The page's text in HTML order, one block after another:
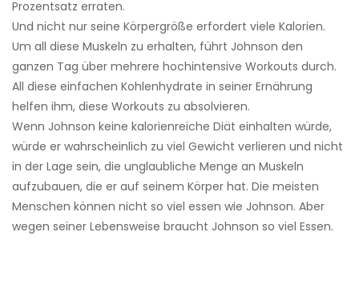
Prozentsatz erraten.
Und nicht nur seine Körpergröße erfordert viele Kalorien.
Um all diese Muskeln zu erhalten, führt Johnson den
ganzen Tag über mehrere hochintensive Workouts durch.
All diese einfachen Kohlenhydrate in seiner Ernährung
helfen ihm, diese Workouts zu absolvieren.
Wenn Johnson keine kalorienreiche Diät einhalten würde,
würde er wahrscheinlich zu viel Gewicht verlieren und nicht
in der Lage sein, die unglaubliche Menge an Muskeln
aufzubauen, die er auf seinem Körper hat. Die meisten
Menschen können nicht so viel essen wie Johnson. Aber
wegen seiner Lebensweise braucht Johnson so viel Essen.